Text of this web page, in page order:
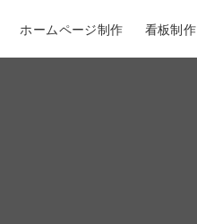
ホームページ制作 看板制作